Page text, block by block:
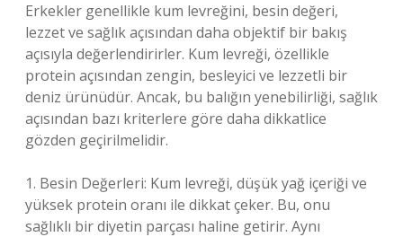
Erkekler genellikle kum levreğini, besin değeri,
lezzet ve sağlık açısından daha objektif bir bakış
açısıyla değerlendirirler. Kum levreği, özellikle
protein açısından zengin, besleyici ve lezzetli bir
deniz ürünüdür. Ancak, bu balığın yenebilirliği, sağlık
açısından bazı kriterlere göre daha dikkatlice
gözden geçirilmelidir.
1. Besin Değerleri: Kum levreği, düşük yağ içeriği ve
yüksek protein oranı ile dikkat çeker. Bu, onu
sağlıklı bir diyetin parçası haline getirir. Aynı